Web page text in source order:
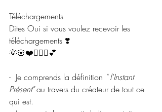
Téléchargements
Dites Oui si vous voulez recevoir les
téléchargements ❣️
🌞🌸❤️🧘🏼‍♂️💕
-  Je comprends la définition " l'Instant
Présent" au travers du créateur de tout ce
qui est.